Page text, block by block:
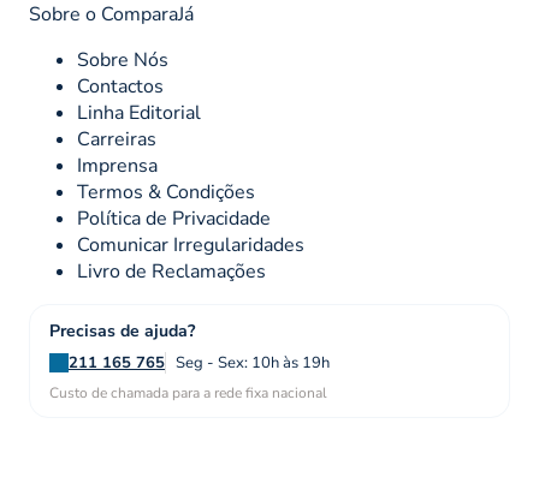
Sobre o ComparaJá
Sobre Nós
Contactos
Linha Editorial
Carreiras
Imprensa
Termos & Condições
Política de Privacidade
Comunicar Irregularidades
Livro de Reclamações
Precisas de ajuda?
211 165 765 Seg - Sex: 10h às 19h
Custo de chamada para a rede fixa nacional